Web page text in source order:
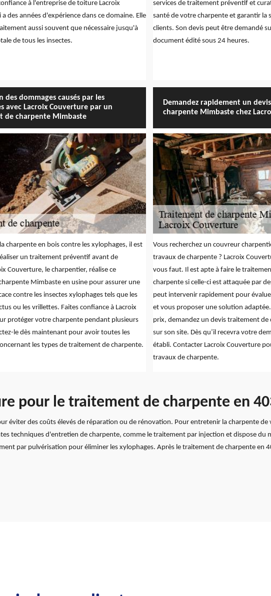
à l'entreprise de toiture Lacroix
des années d'expérience dans ce domaine. Elle
aussi souvent que nécessaire jusqu'à
de tous les insectes.
services de traitement préventif et
santé de votre charpente et garantir la
clients. Son devis peut être demandé
document édité sous 24 heures.
des dommages causés par les
avec Lacroix Couverture par un
de charpente Mimbaste
charpente en bois contre les xylophages, il est
un traitement préventif avant de
Couverture, le charpentier, réalise ce
Mimbaste en usine pour assurer une
contre les insectes xylophages tels que les
ou les vrillettes. Faites confiance à Lacroix
protéger votre charpente pendant plusieurs
le dès maintenant pour avoir toutes les
les types de traitement de charpente.
Demandez rapidement un
charpente Mimbaste chez
Vous recherchez un couvreur
travaux de charpente ? Lacroix
vous faut. Il est apte à faire le
charpente si celle-ci est attaquée par
peut intervenir rapidement pour
et vous proposer une solution
prix, demandez un devis traitement
sur son site. Dès qu’il recevra votre
établi. Contacter Lacroix Couverture
travaux de charpente.
pour le traitement de charpente en
éviter des coûts élevés de réparation ou de rénovation. Pour entretenir la charpente de
techniques d'entretien de charpente, comme le traitement par injection et dispose du
par pulvérisation pour éliminer les xylophages. Après le traitement de charpente en